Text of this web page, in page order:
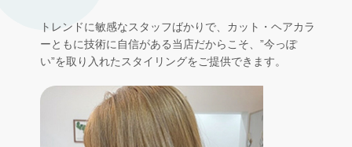
トレンドに敏感なスタッフばかりで、カット・ヘアカラ
ーともに技術に自信がある当店だからこそ、”今っぽ
い”を取り入れたスタイリングをご提供できます。